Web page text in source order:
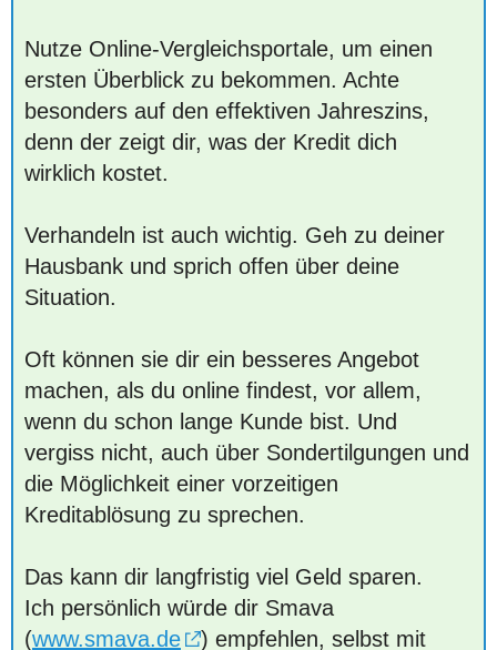
Nutze Online-Vergleichsportale, um einen
ersten Überblick zu bekommen. Achte
besonders auf den effektiven Jahreszins,
denn der zeigt dir, was der Kredit dich
wirklich kostet.
Verhandeln ist auch wichtig. Geh zu deiner
Hausbank und sprich offen über deine
Situation.
Oft können sie dir ein besseres Angebot
machen, als du online findest, vor allem,
wenn du schon lange Kunde bist. Und
vergiss nicht, auch über Sondertilgungen und
die Möglichkeit einer vorzeitigen
Kreditablösung zu sprechen.
Das kann dir langfristig viel Geld sparen.
Ich persönlich würde dir Smava
(www.smava.de ) empfehlen, selbst mit